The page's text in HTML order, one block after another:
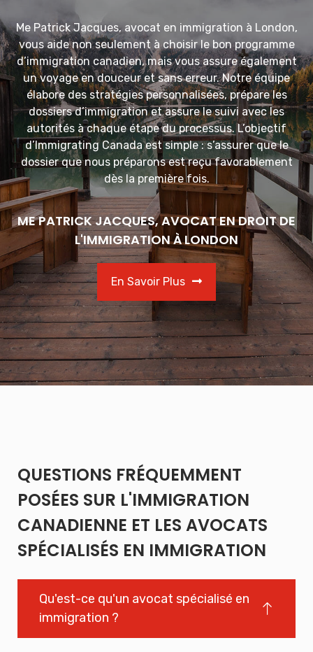
Me Patrick Jacques, avocat en immigration à London,
vous aide non seulement à choisir le bon programme
d’immigration canadien, mais vous assure également
un voyage en douceur et sans erreur. Notre équipe
élabore des stratégies personnalisées, prépare les
dossiers d’immigration et assure le suivi avec les
autorités à chaque étape du processus. L’objectif
d’Immigrating Canada est simple : s’assurer que le
dossier que nous préparons est reçu favorablement
dès la première fois.
ME PATRICK JACQUES, AVOCAT EN DROIT DE
L'IMMIGRATION À LONDON
En Savoir Plus
QUESTIONS FRÉQUEMMENT
POSÉES SUR L'IMMIGRATION
CANADIENNE ET LES AVOCATS
SPÉCIALISÉS EN IMMIGRATION
Qu'est-ce qu'un avocat spécialisé en
immigration ?